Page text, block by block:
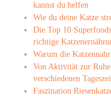
kannst du helfen
Wie du deine Katze
Die Top 10
richtige
Warum die
Von Aktivität zur
verschiedenen
Faszination